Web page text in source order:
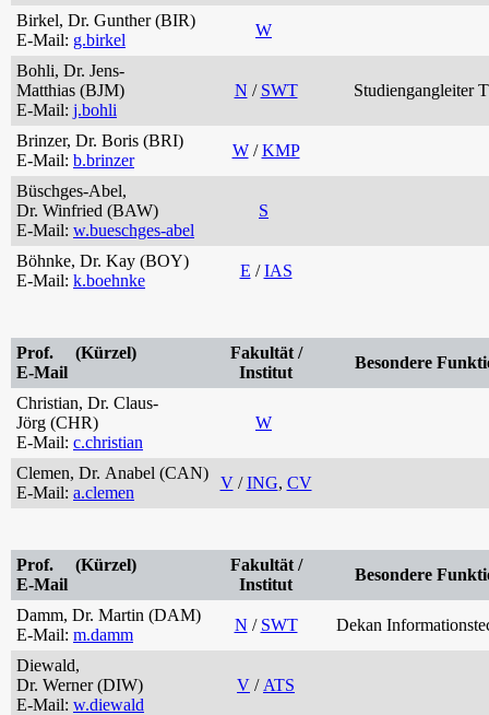
Birkel, Dr. Gunther (BIR)
E-Mail: g.birkel
W
Bohli, Dr. Jens-
Matthias (BJM)
E-Mail: j.bohli
N / SWT Studiengangleiter
Brinzer, Dr. Boris (BRI)
E-Mail: b.brinzer
W/KMP
Büschges-Abel,
Dr. Winfried (BAW)
E-Mail: w.bueschges-abel
S
Böhnke, Dr. Kay (BOY)
E-Mail: k.boehnke
E /IAS
Prof. (Kürzel)
E-Mail
Fakultät /
Institut
Besondere
Christian, Dr. Claus-
Jörg (CHR)
E-Mail: c.christian
W
Clemen, Dr. Anabel (CAN)
E-Mail: a.clemen
V/ING, CV
Prof. (Kürzel)
E-Mail
Fakultät /
Institut
Besondere
Damm, Dr. Martin (DAM)
E-Mail: m.damm
N / SWT Dekan
Diewald,
Dr. Werner (DIW)
E-Mail: w.diewald
V / ATS